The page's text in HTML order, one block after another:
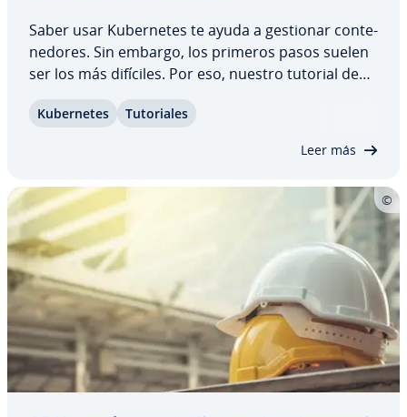
Saber usar Ku­be­r­ne­tes te ayuda a gestionar co­n­te­
ne­do­res. Sin embargo, los primeros pasos suelen
ser los más difíciles. Por eso, nuestro tutorial de
se instala esta te­c­no­lo­gía y sus funciones más im­
Ku­be­r­ne­tes Tu­to­ria­les
Leer más